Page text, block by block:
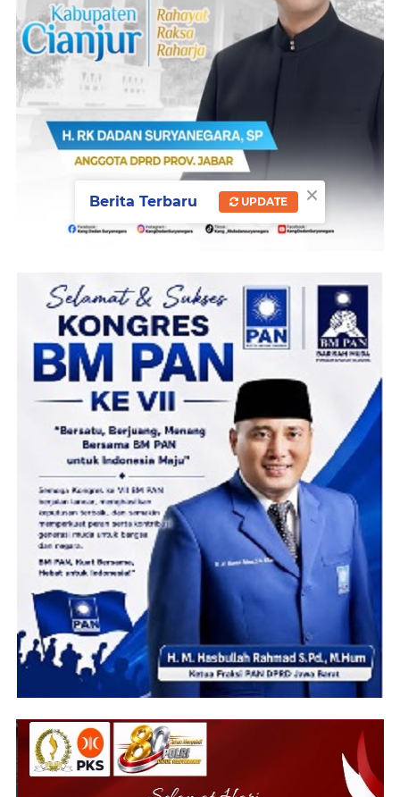
×
Berita Terbaru UPDATE